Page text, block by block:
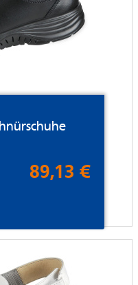
89,13 €